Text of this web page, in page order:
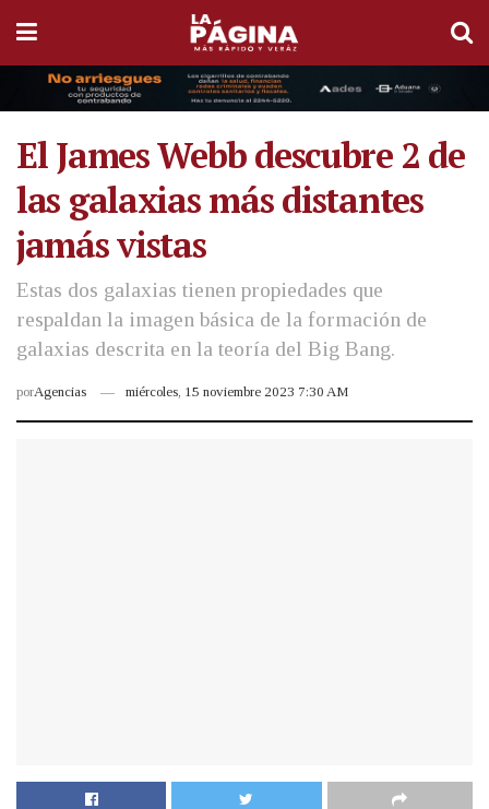
El James Webb descubre 2 de
las galaxias más distantes
jamás vistas
Estas dos galaxias tienen propiedades que
respaldan la imagen básica de la formación de
galaxias descrita en la teoría del Big Bang.
porAgencias miércoles, 15 noviembre 2023 7:30 AM